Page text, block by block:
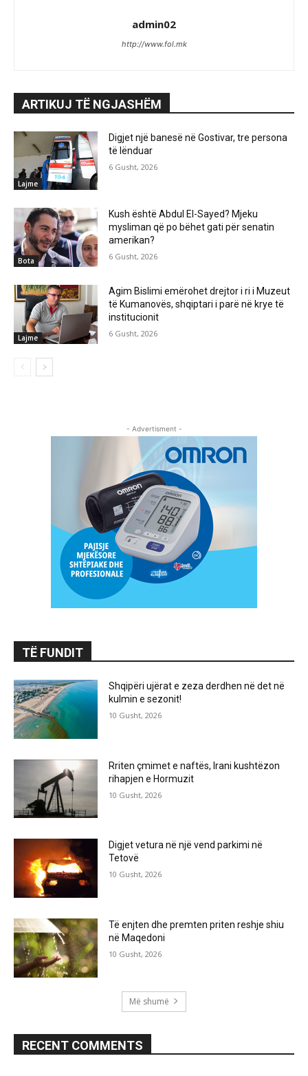
admin02
http://www.fol.mk
ARTIKUJ TË NGJASHËM
Lajme
Digjet një banesë në Gostivar, tre persona
të lënduar
6 Gusht, 2026
Bota
Kush është Abdul El-Sayed? Mjeku
mysliman që po bëhet gati për senatin
amerikan?
6 Gusht, 2026
Lajme
Agim Bislimi emërohet drejtor i ri i Muzeut
të Kumanovës, shqiptari i parë në krye të
institucionit
6 Gusht, 2026
- Advertisment -
TË FUNDIT
Shqipëri ujërat e zeza derdhen në det në
kulmin e sezonit!
10 Gusht, 2026
Rriten çmimet e naftës, Irani kushtëzon
rihapjen e Hormuzit
10 Gusht, 2026
Digjet vetura në një vend parkimi në
Tetovë
10 Gusht, 2026
Të enjten dhe premten priten reshje shiu
në Maqedoni
10 Gusht, 2026
Më shumë
RECENT COMMENTS